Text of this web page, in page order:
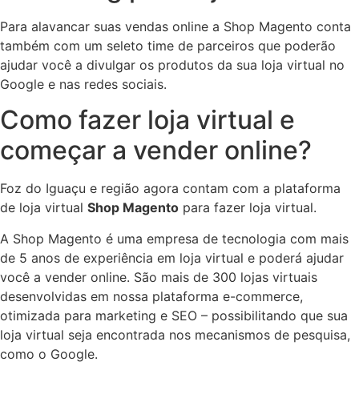
Para alavancar suas vendas online a Shop Magento conta
também com um seleto time de parceiros que poderão
ajudar você a divulgar os produtos da sua loja virtual no
Google e nas redes sociais.
Como fazer loja virtual e
começar a vender online?
Foz do Iguaçu e região agora contam com a plataforma
de loja virtual Shop Magento para fazer loja virtual.
A Shop Magento é uma empresa de tecnologia com mais
de 5 anos de experiência em loja virtual e poderá ajudar
você a vender online. São mais de 300 lojas virtuais
desenvolvidas em nossa plataforma e-commerce,
otimizada para marketing e SEO – possibilitando que sua
loja virtual seja encontrada nos mecanismos de pesquisa,
como o Google.